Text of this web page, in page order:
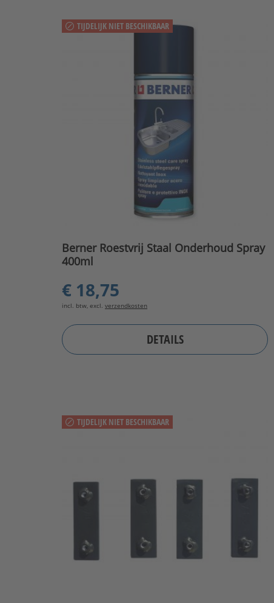
TIJDELIJK NIET BESCHIKBAAR
Berner Roestvrij Staal Onderhoud Spray
400ml
€ 18,75
incl. btw, excl. verzendkosten
DETAILS
TIJDELIJK NIET BESCHIKBAAR